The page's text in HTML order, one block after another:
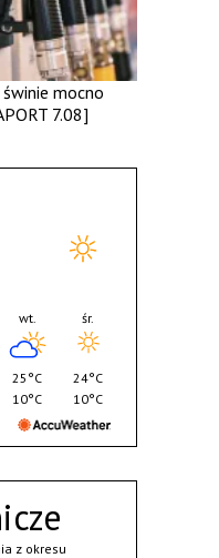
świnie mocno
7.08]
z okresu
wt.
25°C
10°C
śr.
24°C
10°C